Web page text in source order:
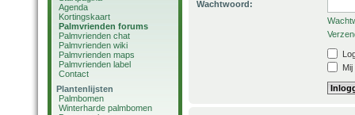
Agenda
Kortingskaart
Palmvrienden forums
Palmvrienden chat
Palmvrienden wiki
Palmvrienden maps
Palmvrienden label
Contact
Plantenlijsten
Palmbomen
Winterharde palmbomen
Wachtwoord: